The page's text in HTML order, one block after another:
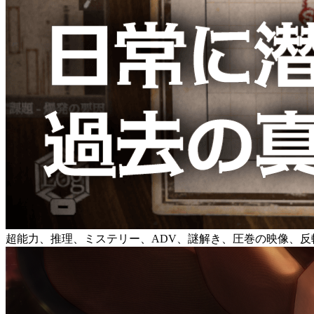
超能力、推理、ミステリー、ADV、謎解き、圧巻の映像、反